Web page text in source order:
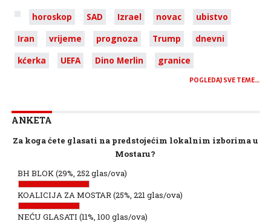
horoskop SAD Izrael novac
ubistvo
Iran
vrijeme prognoza Trump
dnevni
kćerka
UEFA Dino Merlin granice
POGLEDAJ SVE TEME…
ANKETA
Za koga ćete glasati na predstojećim lokalnim izborima u
Mostaru?
BH BLOK(29%, 252 glas/ova)
KOALICIJA ZA MOSTAR(25%, 221 glas/ova)
NEĆU GLASATI (11%, 100 glas/ova)